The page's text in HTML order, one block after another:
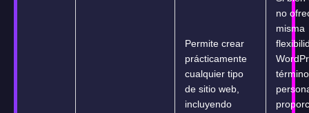
Permite crear
prácticamente
cualquier tipo
de sitio web,
incluyendo
no
misma